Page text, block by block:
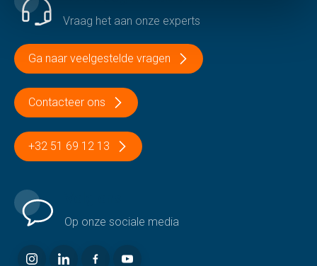
Vraag het aan onze experts
Ga naar veelgestelde vragen
Contacteer ons
+32 51 69 12 13
Op onze sociale media